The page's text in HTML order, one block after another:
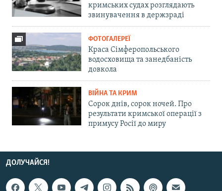
кримських судах розглядають
звинувачення в держзраді
ФОТОГАЛЕРЕЇ
Краса Сімферопольського
водосховища та занедбаність
довкола
ВІЙНА ТА КРИМ
Сорок днів, сорок ночей. Про
результати кримської операції з
примусу Росії до миру
ДОЛУЧАЙСЯ!